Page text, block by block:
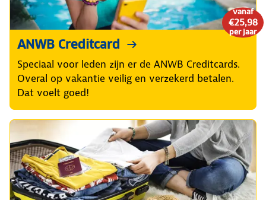
vanaf
€25,98
per jaar
ANWB Creditcard
Speciaal voor leden zijn er de ANWB Creditcards.
Overal op vakantie veilig en verzekerd betalen.
Dat voelt goed!